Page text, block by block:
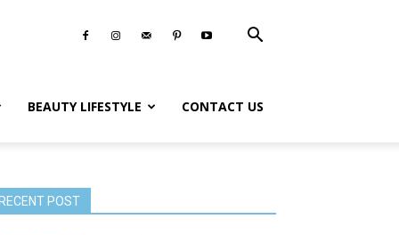
BEAUTY LIFESTYLE CONTACT US
RECENT POST